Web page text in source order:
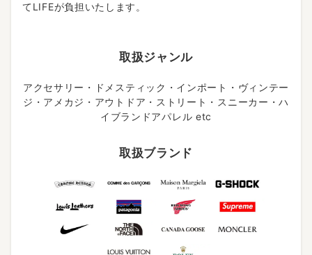
てLIFEが負担いたします。
取扱ジャンル
アクセサリー・ドメスティック・インポート・ヴィンテー
ジ・アメカジ・アウトドア・ストリート・スニーカー・ハ
イブランドアパレル etc
取扱ブランド